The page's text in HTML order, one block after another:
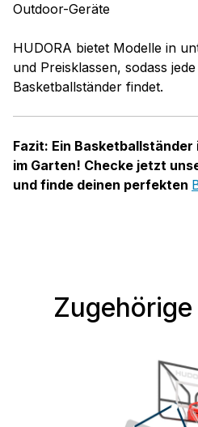
Outdoor-Geräte
HUDORA bietet Modelle in
und Preisklassen, sodass
Basketballständer findet.
Fazit: Ein
im Garten! Checke jetzt
und finde deinen perfekten
Produktgalerie überspringen